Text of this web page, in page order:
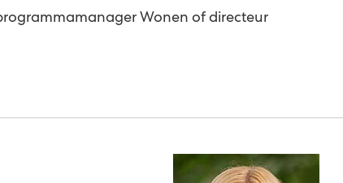
Wonen of directeur